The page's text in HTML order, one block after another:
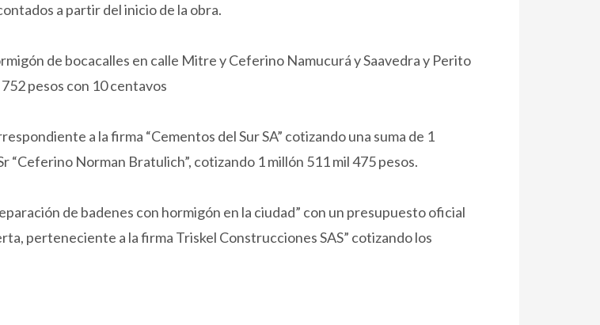
a partir del inicio de la obra.
de bocacalles en calle Mitre y Ceferino Namucurá y Saavedra y Perito
pesos con 10 centavos
a la firma “Cementos del Sur SA” cotizando una suma de 1
“Ceferino Norman Bratulich”, cotizando 1 millón 511 mil 475 pesos.
de badenes con hormigón en la ciudad” con un presupuesto oficial
perteneciente a la firma Triskel Construcciones SAS” cotizando los